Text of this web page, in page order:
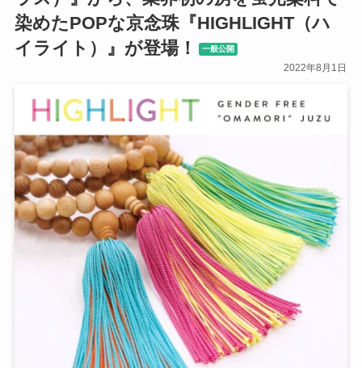
染めたPOPな京念珠『HIGHLIGHT（ハ
イライト）』が登場！
一般公開
2022年8月1日